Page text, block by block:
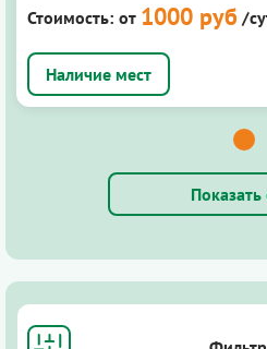
Стоимость: от 1000 руб /